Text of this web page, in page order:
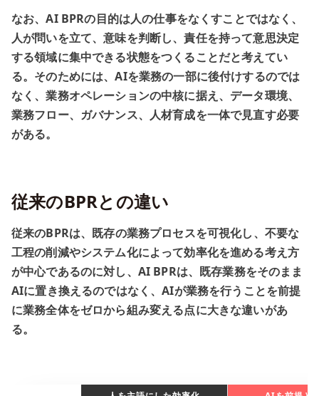
なお、AI BPRの目的は人の仕事をなくすことではなく、
人が問いを立て、意味を判断し、責任を持って意思決定
する領域に集中できる状態をつくることだと考えてい
る。そのためには、AIを業務の一部に後付けするのでは
なく、業務オペレーションの中核に据え、データ環境、
業務フロー、ガバナンス、人材育成を一体で見直す必要
がある。
従来のBPRとの違い
従来のBPRは、既存の業務プロセスを可視化し、不要な
工程の削減やシステム化によって効率化を進める考え方
が中心であるのに対し、AI BPRは、既存業務をそのまま
AIに置き換えるのではなく、AIが業務を行うことを前提
に業務全体をゼロから組み変える点に大きな違いがあ
る。